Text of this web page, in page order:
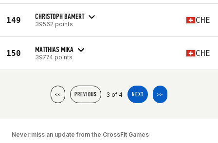
149 CHRISTOPH BAMERT
39562 points CHE
150 MATTHIAS MIKA
39774 points CHE
<< PREVIOUS 3 of 4 NEXT >>
Never miss an update from the CrossFit Games